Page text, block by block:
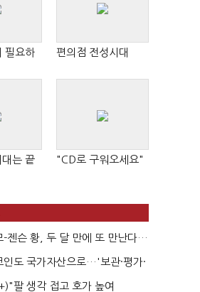
필요하
편의점 전성시대
대는 끝
"CD로 구워오세요"
-젠슨 황, 두 달 만에 또 만난다…
등 논...
인도 국가자산으로…'보관·평가·
준은 ...
팔 생각 접고 호가 높여